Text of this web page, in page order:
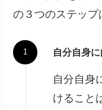
の３つのステップ
自分自身
自分自身
けること